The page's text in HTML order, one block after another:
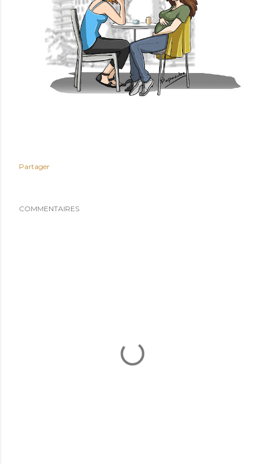
Partager
COMMENTAIRES